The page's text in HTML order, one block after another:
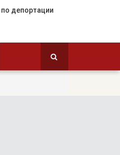
по депортации